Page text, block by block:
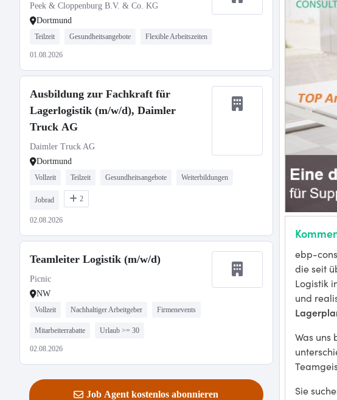
Peek & Cloppenburg B.V. & Co. KG
Dortmund
Teilzeit Gesundheitsangebote Flexible Arbeitszeiten
01.08.2026
Ausbildung zur Fachkraft für
Lagerlogistik (m/w/d), Daimler
Truck AG
Daimler Truck AG
Dortmund
Vollzeit Teilzeit Gesundheitsangebote Weiterbildungen
Jobrad 2
02.08.2026
Teamleiter Logistik (m/w/d)
Picnic
NW
Vollzeit Nachhaltiger Arbeitgeber Firmenevents
Mitarbeiterrabatte Urlaub >= 30
02.08.2026
Job Agent kostenlos abonnieren